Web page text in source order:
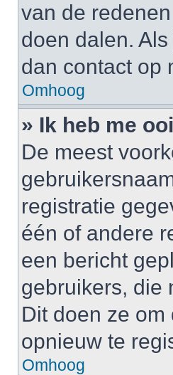
van de
doen dalen.
dan contact op
Omhoog
» Ik heb me
De meest
registratie
één of andere
een bericht
gebruikers, die
Dit doen ze
opnieuw te
Omhoog